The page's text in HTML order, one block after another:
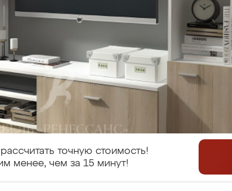
точную стоимость!
менее, чем за 15 минут!